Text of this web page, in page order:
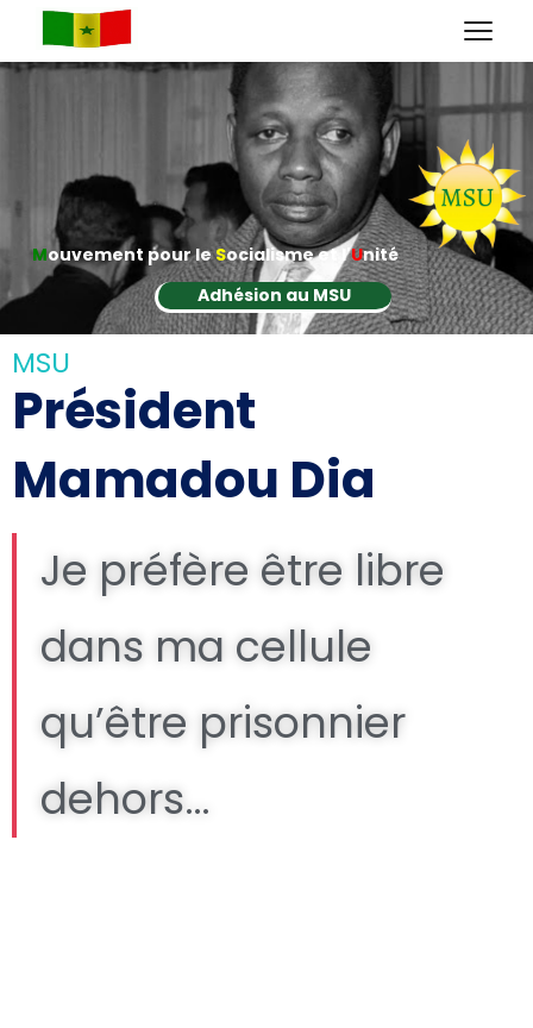
Mouvement pour leSocialisme et l'Unité
Adhésion au MSU
MSU
Président
Mamadou Dia
Je préfère être libre
dans ma cellule
qu’être prisonnier
dehors…